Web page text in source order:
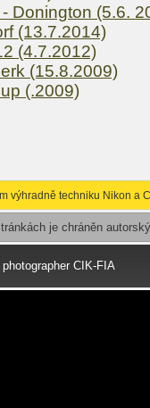
Donington (5.6.
(13.7.2014)
(4.7.2012)
(15.8.2009)
(.2009)
výhradně techniku Nikon a
je chráněn
CIK-FIA